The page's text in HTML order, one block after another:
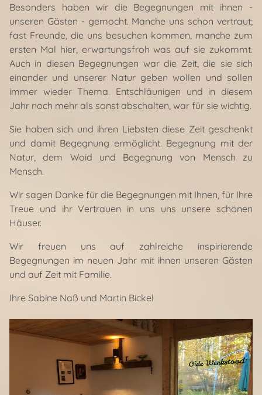
Besonders haben wir die Begegnungen mit ihnen -
unseren Gästen - gemocht. Manche uns schon vertraut;
fast Freunde, die uns besuchen kommen, manche zum
ersten Mal hier, erwartungsfroh was auf sie zukommt.
Auch in diesen Begegnungen war die Zeit, die sie sich
einander und unserer Natur geben wollen und sollen
immer wieder Thema. Entschläunigen und in diesem
Jahr noch mehr als sonst abschalten, war für sie wichtig.
Sie haben sich und ihren Liebsten diese Zeit geschenkt
und damit Begegnung ermöglicht. Begegnung mit der
Natur, dem Woid und Begegnung von Mensch zu
Mensch.
Wir sagen Danke für die Begegnungen mit Ihnen, für Ihre
Treue und ihr Vertrauen in uns uns unsere schönen
Häuser.
Wir freuen uns auf zahlreiche inspirierende
Begegnungen im neuen Jahr mit ihnen unseren Gästen
und auf Zeit mit Familie.
Ihre Sabine Naß und Martin Bickel